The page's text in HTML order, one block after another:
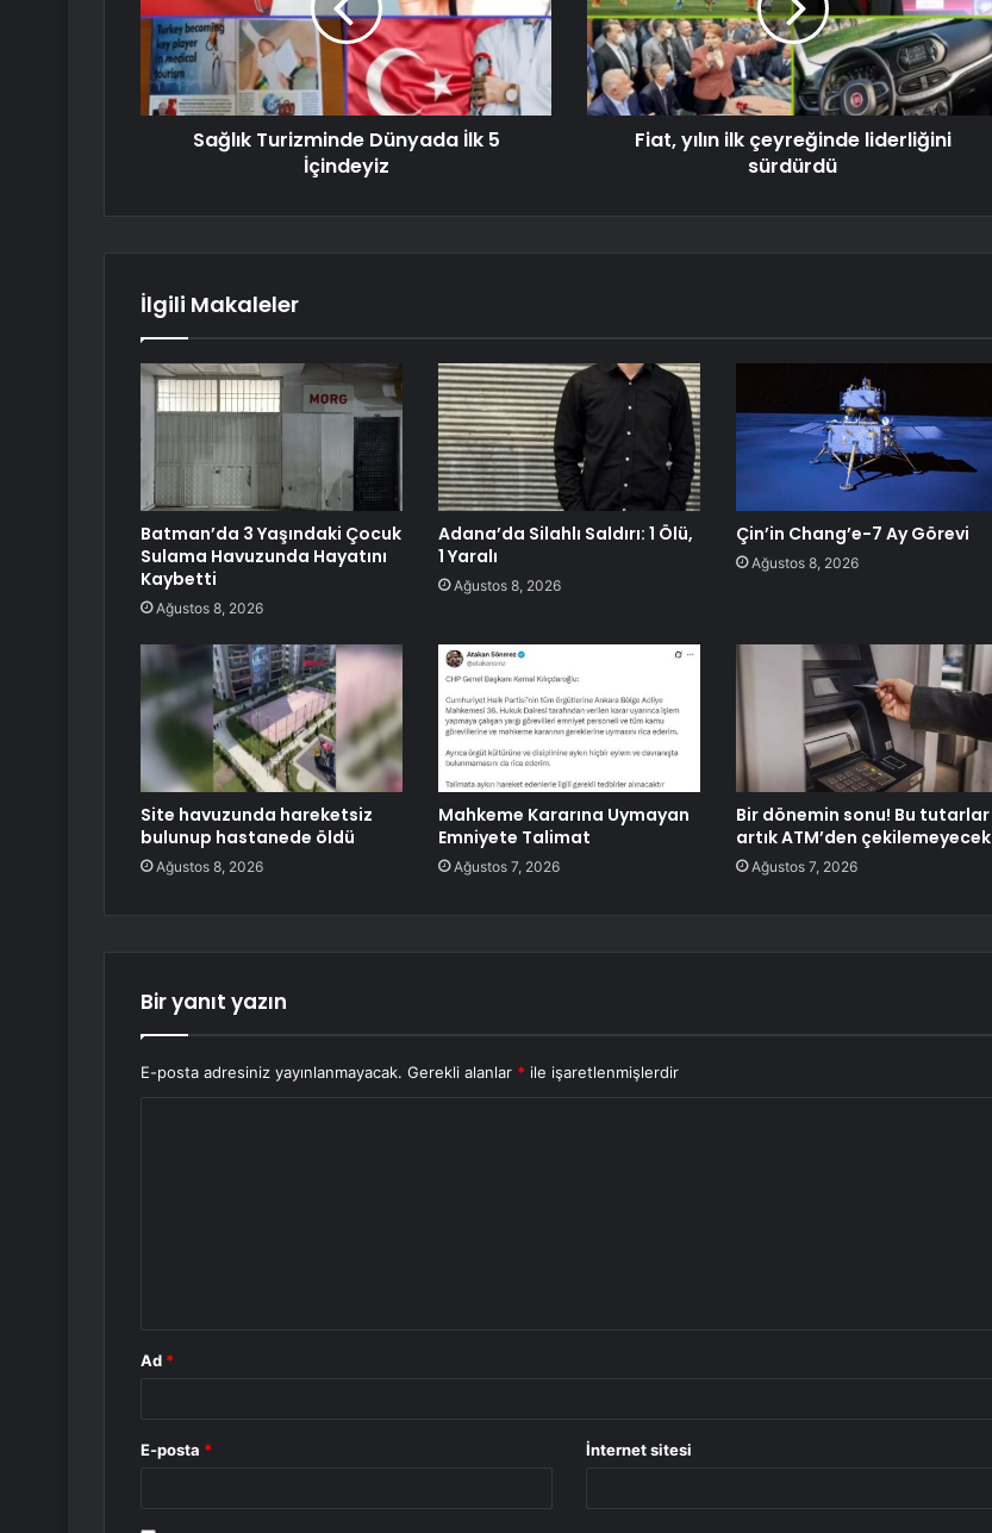
Sağlık Turizminde Dünyada İlk 5
İçindeyiz
Fiat, yılın ilk çeyreğinde liderliğini
sürdürdü
İlgili Makaleler
Batman’da 3 Yaşındaki Çocuk
Sulama Havuzunda Hayatını
Kaybetti
Ağustos 8, 2026
Adana’da Silahlı Saldırı: 1 Ölü,
1 Yaralı
Ağustos 8, 2026
Çin’in Chang’e-7 Ay Görevi
Ağustos 8, 2026
Site havuzunda hareketsiz
bulunup hastanede öldü
Ağustos 8, 2026
Mahkeme Kararına Uymayan
Emniyete Talimat
Ağustos 7, 2026
Bir dönemin sonu! Bu tutarlar
artık ATM’den çekilemeyecek
Ağustos 7, 2026
Bir yanıt yazın
E-posta adresiniz yayınlanmayacak. Gerekli alanlar * ile işaretlenmişlerdir
Ad *
E-posta * İnternet sitesi